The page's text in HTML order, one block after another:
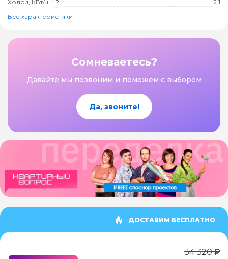
Холод, КВт/ч ?
2.1
Все характеристики
Сомневаетесь?
Давайте мы позвоним и поможем с выбором
Да, звоните!
ДОСТАВИМ БЕСПЛАТНО
34 320 ₽